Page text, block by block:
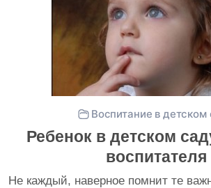
Воспитание в детском
Ребенок в детском
воспитателя
Не каждый, наверное помнит те